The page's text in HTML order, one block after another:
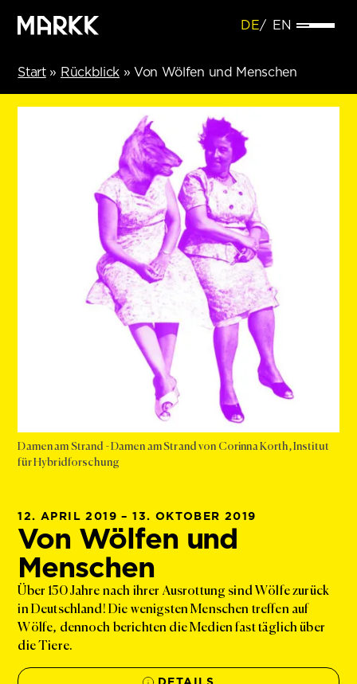
DE EN
Start» Rückblick»Von Wölfen und Menschen
12. APRIL 2019 – 13. OKTOBER 2019
Von Wölfen und
Menschen
Über 150 Jahre nach ihrer Ausrottung sind Wölfe zurück
in Deutschland! Die wenigsten Menschen treffen auf
Wölfe, dennoch berichten die Medien fast täglich über
die Tiere.
Damen am Strand - Damen am Strand von Corinna Korth, Institut
für Hybridforschung